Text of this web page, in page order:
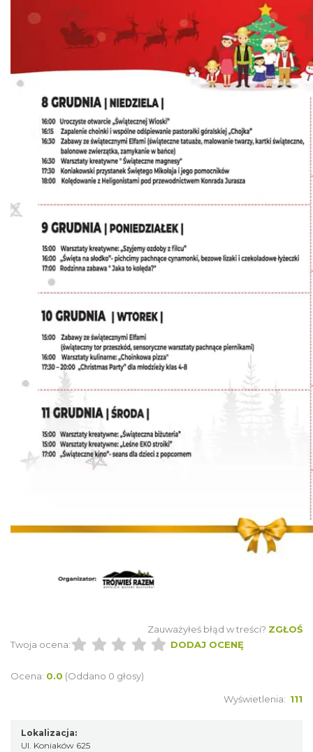
Istebna
2026-08-23
2.71 km
Pójcie Dziecka – będzie kino!
Istebna
2026-08-11
3.66 km
Piłkarski Piknik
Istebna
2026-08-22
3.95 km
2026-08-27
4.04 km
Dziecięcego „ Jaworowy Listek”
2026-09-19
Zauważyłeś błąd w treści? ZGŁOŚ
Twoja ocena:
DODAJ OCENĘ
Ocena: 0.0 (Oddano 0 głosy)
Wyświetlenia: 111
Lokalizacja:
Ul. Koniaków 625